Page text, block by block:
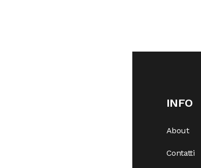
INFO
About
Contatti